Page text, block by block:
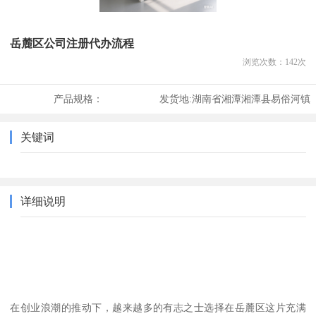
岳麓区公司注册代办流程
浏览次数： 142次
产品规格： 发货地:湖南省湘潭湘潭县易俗河镇
关键词
详细说明
在创业浪潮的推动下，越来越多的有志之士选择在岳麓区这片充满